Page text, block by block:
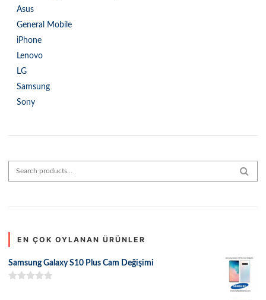
Asus
General Mobile
iPhone
Lenovo
LG
Samsung
Sony
Search for:
EN ÇOK OYLANAN ÜRÜNLER
Samsung Galaxy S10 Plus Cam Değişimi